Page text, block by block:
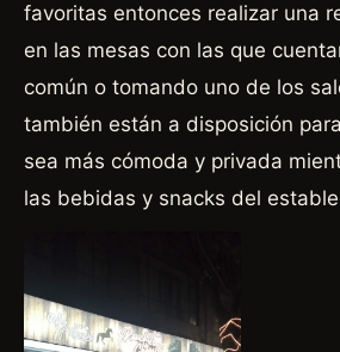
favoritas entonces realizar una
en las mesas con las que
común o tomando uno de los
también están a disposición
sea más cómoda y privada
las bebidas y snacks del